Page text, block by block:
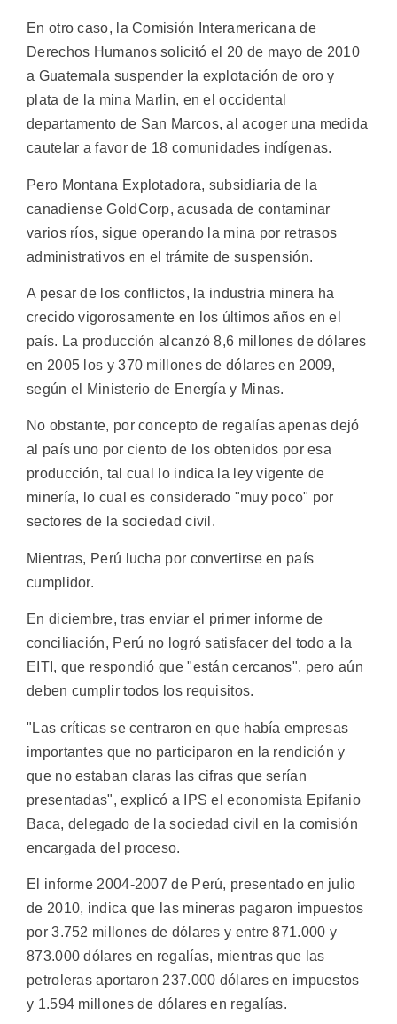
En otro caso, la Comisión Interamericana de
Derechos Humanos solicitó el 20 de mayo de 2010
a Guatemala suspender la explotación de oro y
plata de la mina Marlin, en el occidental
departamento de San Marcos, al acoger una medida
cautelar a favor de 18 comunidades indígenas.
Pero Montana Explotadora, subsidiaria de la
canadiense GoldCorp, acusada de contaminar
varios ríos, sigue operando la mina por retrasos
administrativos en el trámite de suspensión.
A pesar de los conflictos, la industria minera ha
crecido vigorosamente en los últimos años en el
país. La producción alcanzó 8,6 millones de dólares
en 2005 los y 370 millones de dólares en 2009,
según el Ministerio de Energía y Minas.
No obstante, por concepto de regalías apenas dejó
al país uno por ciento de los obtenidos por esa
producción, tal cual lo indica la ley vigente de
minería, lo cual es considerado "muy poco" por
sectores de la sociedad civil.
Mientras, Perú lucha por convertirse en país
cumplidor.
En diciembre, tras enviar el primer informe de
conciliación, Perú no logró satisfacer del todo a la
EITI, que respondió que "están cercanos", pero aún
deben cumplir todos los requisitos.
"Las críticas se centraron en que había empresas
importantes que no participaron en la rendición y
que no estaban claras las cifras que serían
presentadas", explicó a IPS el economista Epifanio
Baca, delegado de la sociedad civil en la comisión
encargada del proceso.
El informe 2004-2007 de Perú, presentado en julio
de 2010, indica que las mineras pagaron impuestos
por 3.752 millones de dólares y entre 871.000 y
873.000 dólares en regalías, mientras que las
petroleras aportaron 237.000 dólares en impuestos
y 1.594 millones de dólares en regalías.